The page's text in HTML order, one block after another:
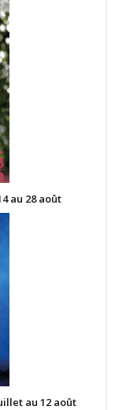
au 28 août
au 12 août